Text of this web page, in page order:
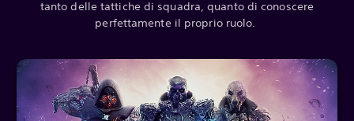
tanto delle tattiche di squadra, quanto di conoscere
perfettamente il proprio ruolo.